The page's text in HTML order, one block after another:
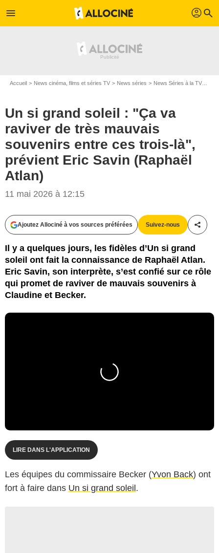
menu profil search
Accueil News cinéma, films et séries TV News séries News Séries à la TV
Un si grand soleil : "Ça va
raviver de très mauvais
souvenirs entre ces trois-là",
prévient Eric Savin (Raphaël
Atlan)
11 mai 2026 à 12:15
Ajoutez Allociné à vos sources préférées Suivez-nous
Il y a quelques jours, les fidèles d’Un si grand
soleil ont fait la connaissance de Raphaël Atlan.
Eric Savin, son interprète, s’est confié sur ce rôle
qui promet de raviver de mauvais souvenirs à
Claudine et Becker.
LIRE DANS L'APPLICATION
Les équipes du commissaire Becker (Yvon Back) ont
fort à faire dans Un si grand soleil.